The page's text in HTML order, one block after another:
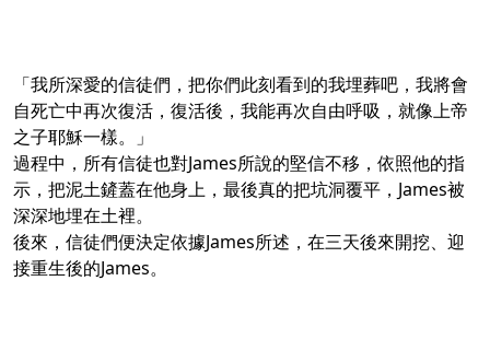
「我所深愛的信徒們，把你們此刻看到的我埋葬吧，我將會
自死亡中再次復活，復活後，我能再次自由呼吸，就像上帝
之子耶穌一樣。」
過程中，所有信徒也對James所說的堅信不移，依照他的指
示，把泥土鏟蓋在他身上，最後真的把坑洞覆平，James被
深深地埋在土裡。
後來，信徒們便決定依據James所述，在三天後來開挖、迎
接重生後的James。